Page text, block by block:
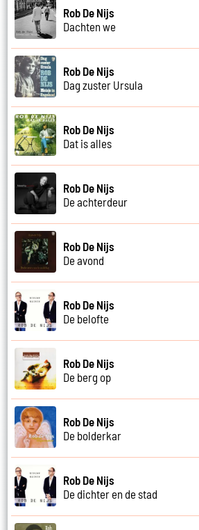
Rob De Nijs
Dachten we
Rob De Nijs
Dag zuster Ursula
Rob De Nijs
Dat is alles
Rob De Nijs
De achterdeur
Rob De Nijs
De avond
Rob De Nijs
De belofte
Rob De Nijs
De berg op
Rob De Nijs
De bolderkar
Rob De Nijs
De dichter en de stad